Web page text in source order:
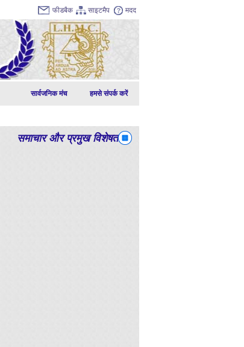
फीडबैक साइटमैप मदद
सार्वजनिक मंच हमसे संपर्क करें
समाचार और प्रमुख विशेषताएं